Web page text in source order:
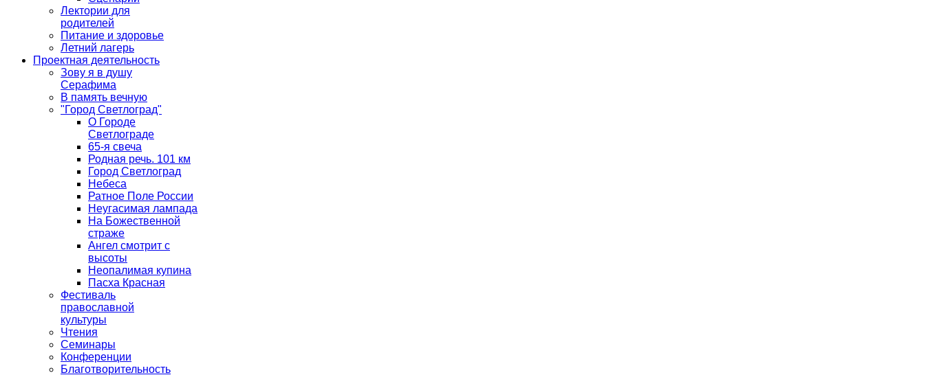
Лектории для
родителей
Питание и здоровье
Летний лагерь
Проектная деятельность
Зову я в душу
Серафима
В память вечную
"Город Светлоград"
О Городе
Светлограде
65-я свеча
Родная речь. 101 км
Город Светлоград
Небеса
Ратное Поле России
Неугасимая лампада
На Божественной
страже
Ангел смотрит с
высоты
Неопалимая купина
Пасха Красная
Фестиваль
православной
культуры
Чтения
Семинары
Конференции
Благотворительность